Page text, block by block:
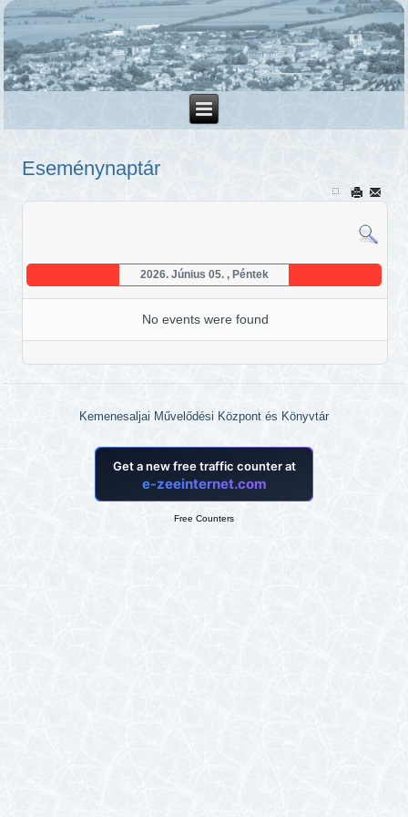
Eseménynaptár
2026. Június 05. , Péntek
No events were found
Kemenesaljai Művelődési Központ és Könyvtár
Free Counters